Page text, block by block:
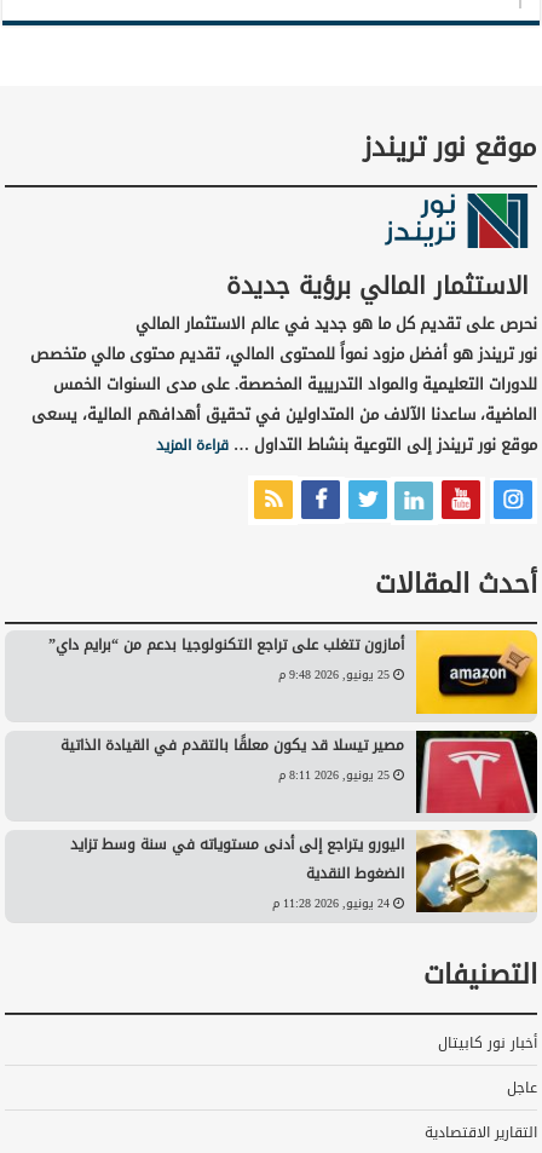
موقع نور تريندز
الاستثمار المالي برؤية جديدة
نحرص على تقديم كل ما هو جديد في عالم الاستثمار المالي
نور تريندز هو أفضل مزود نمواً للمحتوى المالي، تقديم محتوى مالي متخصص
للدورات التعليمية والمواد التدريبية المخصصة. على مدى السنوات الخمس
الماضية، ساعدنا الآلاف من المتداولين في تحقيق أهدافهم المالية، يسعى
موقع نور تريندز إلى التوعية بنشاط التداول …قراءة المزيد
أحدث المقالات
أمازون تتغلب على تراجع التكنولوجيا بدعم من “برايم داي”
25 يونيو, 2026 9:48 م
مصير تيسلا قد يكون معلقًا بالتقدم في القيادة الذاتية
25 يونيو, 2026 8:11 م
اليورو يتراجع إلى أدنى مستوياته في سنة وسط تزايد
الضغوط النقدية
24 يونيو, 2026 11:28 م
التصنيفات
أخبار نور كابيتال
عاجل
التقارير الاقتصادية